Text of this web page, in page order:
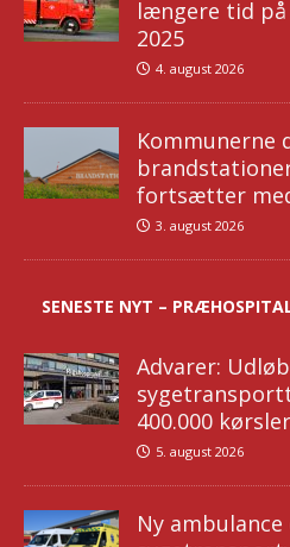
længere tid
2025
4. august 2026
Kommunerne
fortsætter
3. august 2026
SENESTE NYT –
Advarer:
400.000
5. august 2026
Ny ambulance